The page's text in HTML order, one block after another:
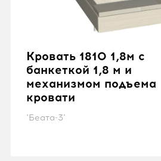
Кровать 1810 1,8м с
банкеткой 1,8 м и
механизмом подъема
кровати
"Беата-3"